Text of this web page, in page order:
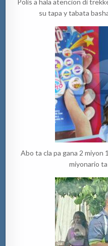
Polis a hala atencion di
su tapa y tabata
Abo ta cla pa gana 2
miyonario